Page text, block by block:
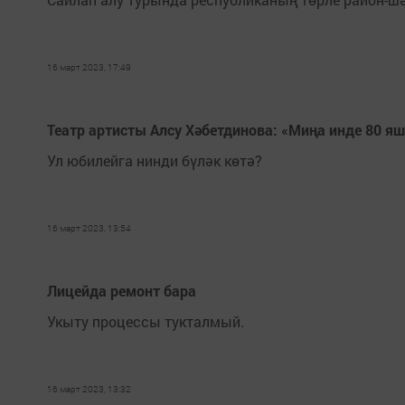
16 март 2023, 17:49
Театр артисты Алсу Хәбетдинова: «Миңа инде 80
Ул юбилейга нинди бүләк көтә?
16 март 2023, 13:54
Лицейда ремонт бара
Укыту процессы тукталмый.
16 март 2023, 13:32